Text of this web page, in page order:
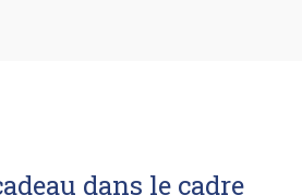
dans le cadre